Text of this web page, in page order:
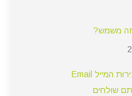
איך לשפר את עבירות המייל Email